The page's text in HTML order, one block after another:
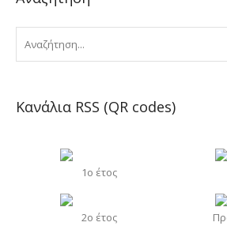
Κανάλια RSS (QR codes)
1o έτος
2o έτος